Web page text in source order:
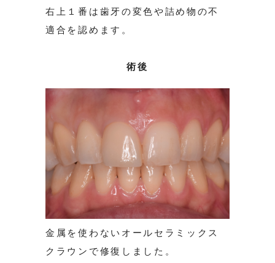
右上１番は歯牙の変色や詰め物の不
適合を認めます。
術後
金属を使わないオールセラミックス
クラウンで修復しました。